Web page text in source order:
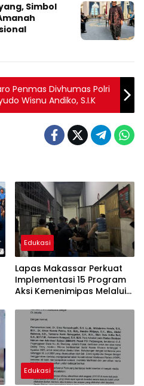
Simbol
Penmas Divhumas Polri
Wisnu Andiko, S.I.K
Edukasi
Lapas Makassar Perkuat
Implementasi 15 Program
Aksi Kemenimipas Melalui
Warga Binaan
Edukasi